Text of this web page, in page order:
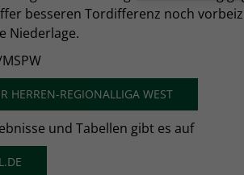
besseren Tordifferenz noch
Niederlage.
HERREN-REGIONALLIGA WEST
und Tabellen gibt es auf